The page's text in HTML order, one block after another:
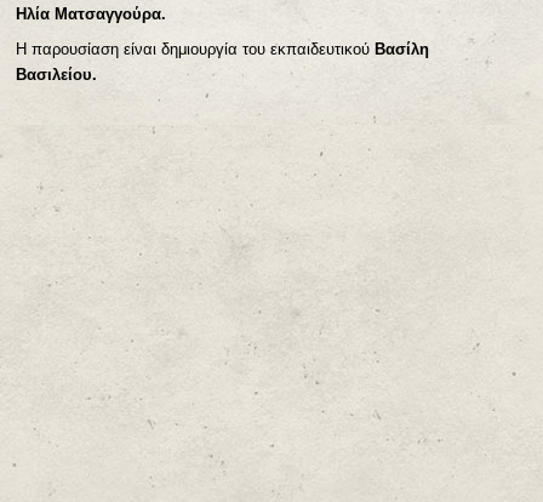
Ηλία Ματσαγγούρα.
Η παρουσίαση είναι δημιουργία του εκπαιδευτικού Βασίλη
Βασιλείου.